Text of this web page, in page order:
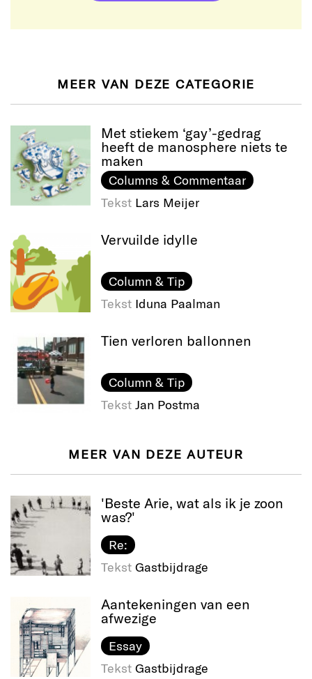
MEER VAN DEZE CATEGORIE
Met stiekem ‘gay’-gedrag
heeft de manosphere niets te
maken
Columns & Commentaar
Tekst Lars Meijer
Vervuilde idylle
Column & Tip
Tekst Iduna Paalman
Tien verloren ballonnen
Column & Tip
Tekst Jan Postma
MEER VAN DEZE AUTEUR
'Beste Arie, wat als ik je zoon
was?'
Re:
Tekst Gastbijdrage
Aantekeningen van een
afwezige
Essay
Tekst Gastbijdrage